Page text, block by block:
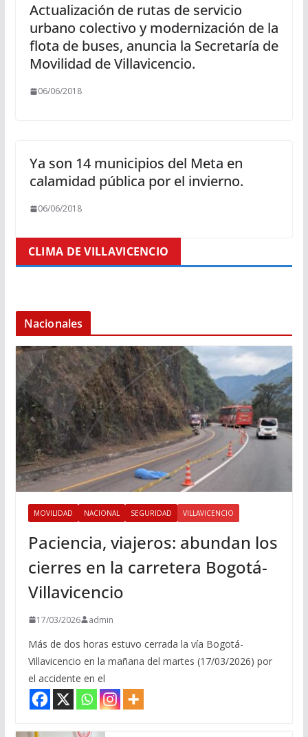
Actualización de rutas de servicio
urbano colectivo y modernización de la
flota de buses, anuncia la Secretaría de
Movilidad de Villavicencio.
06/06/2018
Ya son 14 municipios del Meta en
calamidad pública por el invierno.
06/06/2018
CLIMA DE VILLAVICENCIO
Nacionales
MOVILIDAD NACIONAL SEGURIDAD VILLAVICENCIO
Paciencia, viajeros: abundan los
cierres en la carretera Bogotá-
Villavicencio
17/03/2026 admin
Más de dos horas estuvo cerrada la vía Bogotá-
Villavicencio en la mañana del martes (17/03/2026) por
el accidente en el